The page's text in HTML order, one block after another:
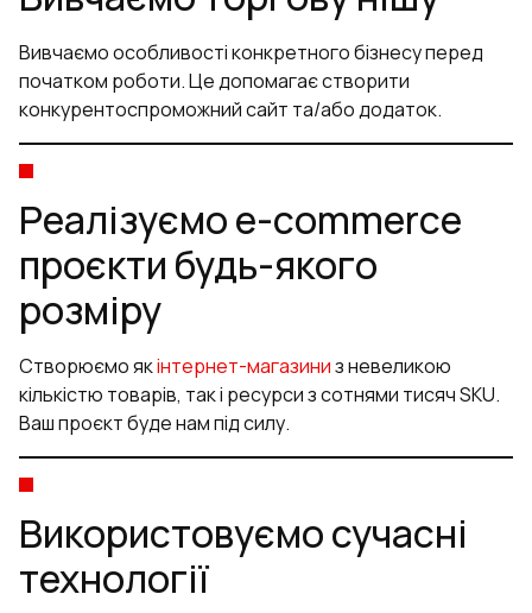
Вивчаємо особливості конкретного бізнесу перед
початком роботи. Це допомагає створити
конкурентоспроможний сайт та/або додаток.
Реалізуємо e-commerce
проєкти будь-якого
розміру
Створюємо якінтернет-магазиниз невеликою
кількістю товарів, так і ресурси з сотнями тисяч SKU.
Ваш проєкт буде нам під силу.
Використовуємо сучасні
технології